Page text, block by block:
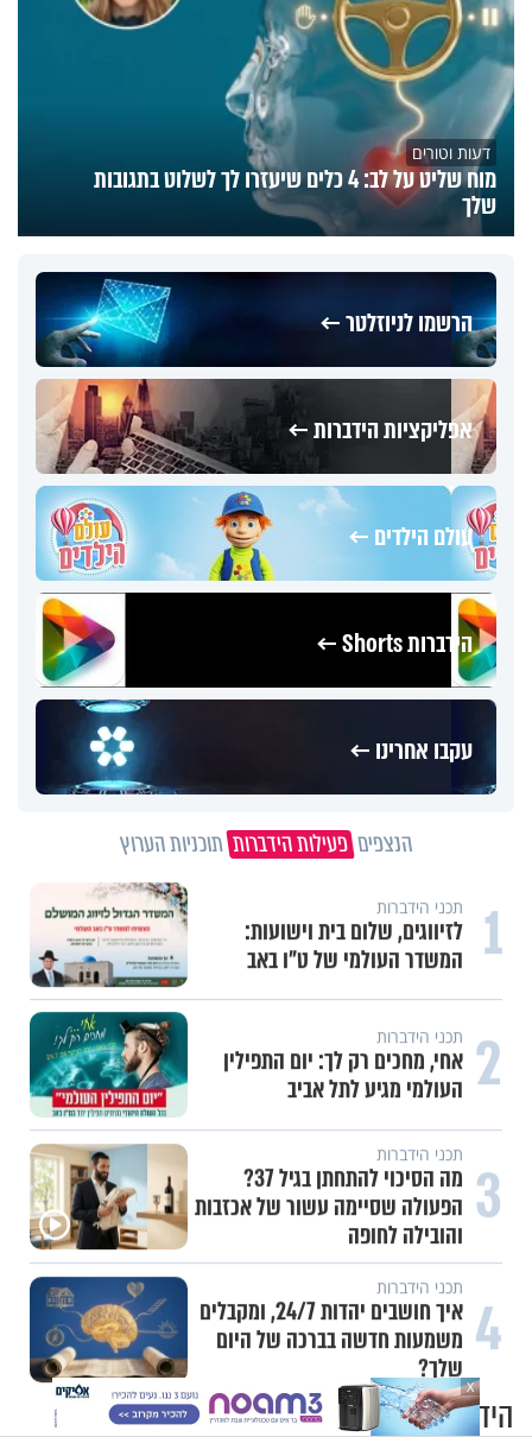
דעות וטורים
מוח שליט על לב: 4 כלים שיעזרו לך לשלוט בתגובות
שלך
הרשמו לניוזלטר ←
אפליקציות הידברות ←
עולם הילדים ←
הידברות Shorts ←
עקבו אחרינו ←
הנצפים פעילות הידברות תוכניות הערוץ
1 תכני הידברות
לזיווגים, שלום בית וישועות:
המשדר העולמי של ט"ו באב
2 תכני הידברות
אחי, מחכים רק לך: יום התפילין
העולמי מגיע לתל אביב
3 תכני הידברות
מה הסיכוי להתחתן בגיל 37?
הפעולה שסיימה עשור של אכזבות
והובילה לחופה
4 תכני הידברות
איך חושבים יהדות 24/7, ומקבלים
משמעות חדשה בברכה של היום
שלך?
הידברות שופס
X